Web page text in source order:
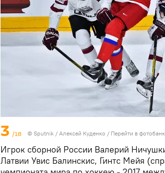
3 /18 © Sputnik / Алексей Куденко / Перейти в фотобанк
Игрок сборной России Валерий
Латвии Увис Балинскис, Гинтс Мейя